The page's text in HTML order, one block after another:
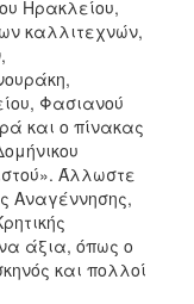
Ηρακλείου,
καλλιτεχνών,
Φασιανού
και ο πίνακας
Άλλωστε
Αναγέννησης,
άξια, όπως ο
και πολλοί